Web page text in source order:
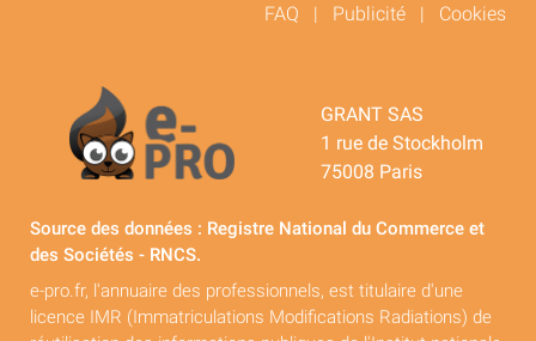
FAQ | Publicité | Cookies
GRANT SAS
1 rue de Stockholm
75008 Paris
Source des données : Registre National du Commerce et
des Sociétés - RNCS.
e-pro.fr, l'annuaire des professionnels, est titulaire d'une
licence IMR (Immatriculations Modifications Radiations) de